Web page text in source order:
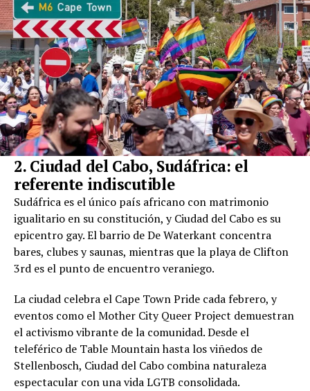
2. Ciudad del Cabo, Sudáfrica: el
referente indiscutible
Sudáfrica es el único país africano con matrimonio
igualitario en su constitución, y Ciudad del Cabo es su
epicentro gay. El barrio de De Waterkant concentra
bares, clubes y saunas, mientras que la playa de Clifton
3rd es el punto de encuentro veraniego.
La ciudad celebra el Cape Town Pride cada febrero, y
eventos como el Mother City Queer Project demuestran
el activismo vibrante de la comunidad. Desde el
teleférico de Table Mountain hasta los viñedos de
Stellenbosch, Ciudad del Cabo combina naturaleza
espectacular con una vida LGTB consolidada.